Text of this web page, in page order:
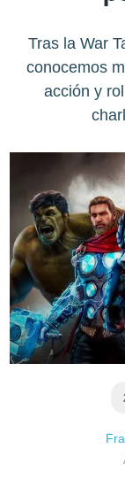
Tras la War
conocemos
acción y